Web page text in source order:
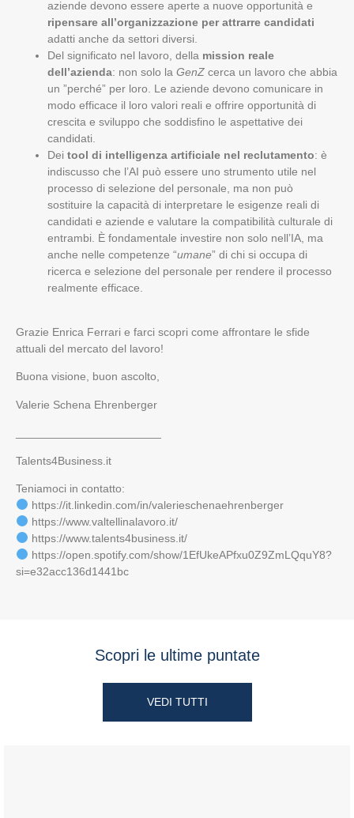
aziende devono essere aperte a nuove opportunità e
ripensare all’organizzazione per attrarre candidati
adatti anche da settori diversi.
Del significato nel lavoro, della mission reale
dell’azienda: non solo la GenZ cerca un lavoro che abbia
un ”perché” per loro. Le aziende devono comunicare in
modo efficace il loro valori reali e offrire opportunità di
crescita e sviluppo che soddisfino le aspettative dei
candidati.
Dei tool di intelligenza artificiale nel reclutamento: è
indiscusso che l’AI può essere uno strumento utile nel
processo di selezione del personale, ma non può
sostituire la capacità di interpretare le esigenze reali di
candidati e aziende e valutare la compatibilità culturale di
entrambi. È fondamentale investire non solo nell’IA, ma
anche nelle competenze “umane” di chi si occupa di
ricerca e selezione del personale per rendere il processo
realmente efficace.
Grazie Enrica Ferrari e farci scopri come affrontare le sfide
attuali del mercato del lavoro!
Buona visione, buon ascolto,
Valerie Schena Ehrenberger
Talents4Business.it
Teniamoci in contatto:
https://it.linkedin.com/in/valerieschenaehrenberger
https://www.valtellinalavoro.it/
https://www.talents4business.it/
https://open.spotify.com/show/1EfUkeAPfxu0Z9ZmLQquY8?
si=e32acc136d1441bc
Scopri le ultime puntate
VEDI TUTTI